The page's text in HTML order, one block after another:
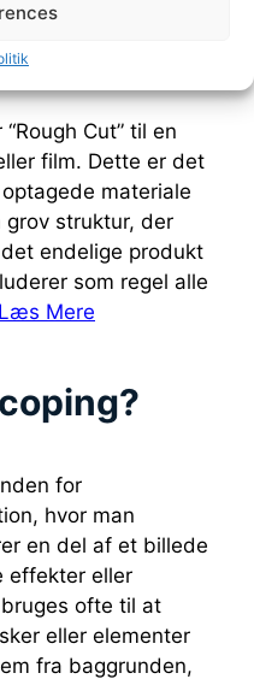
Cut?
Cut” til en
film. Dette er det
materiale
grov struktur, der
endelige produkt
som regel alle
Læs Mere
for
hvor man
en del af et billede
effekter eller
ofte til at
eller elementer
fra baggrunden,